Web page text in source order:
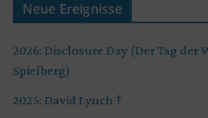
Neue Ereignisse
2026: Disclosure Day (Der Tag der
Spielberg)
2025: David Lynch †